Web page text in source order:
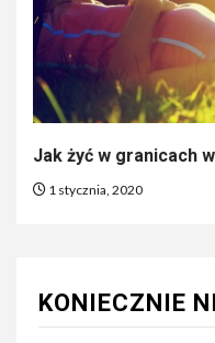
Jak żyć w granicach
1 stycznia, 2020
KONIECZNIE